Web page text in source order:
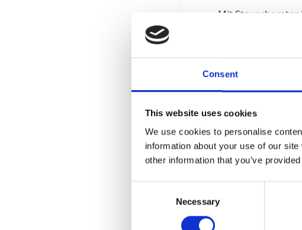
Consent
This website uses cookies
We use cookies to personalise
information about your use of our
other information that you’ve
Necessary
Mit Steuerberater
Seit
Dipl.-Kfm.
eines
um ihrer selbst